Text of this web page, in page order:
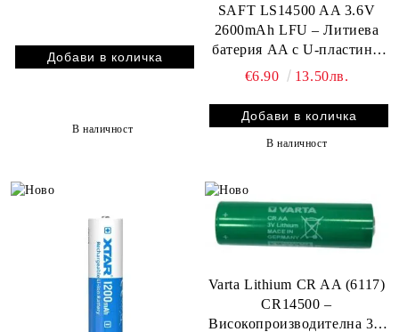
В наличност
SAFT LS14500 AA 3.6V
2600mAh LFU – Литиева
батерия AA с U‑пластини
за професионални
€6.90 13.50лв.
В наличност
Varta Lithium CR AA (6117)
CR14500 –
Високопроизводителна 3V